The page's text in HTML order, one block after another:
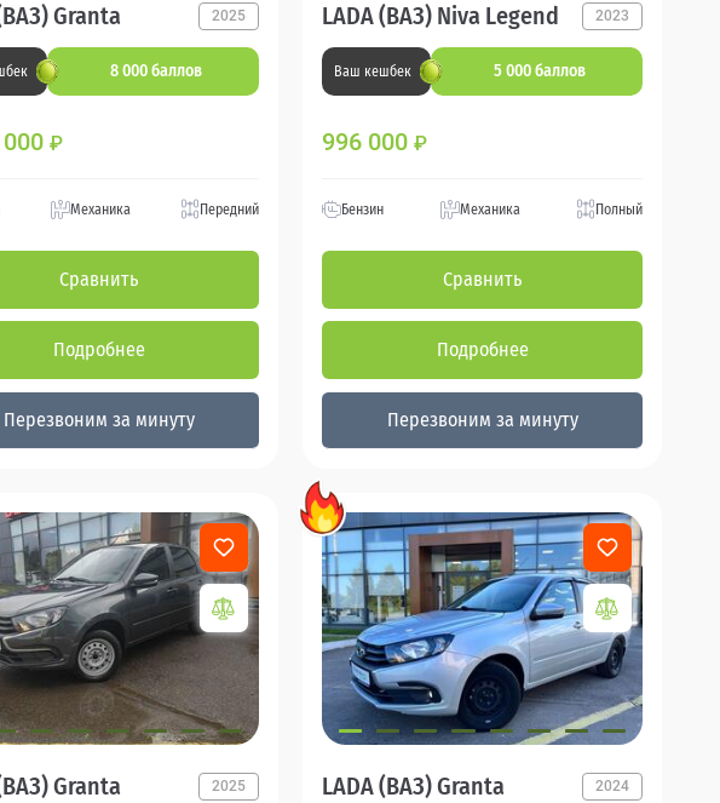
Granta 2025
8 000 баллов
₽
Механика Передний
Сравнить
Подробнее
Перезвоним за минуту
LADA (ВАЗ) Niva Legend 2023
Ваш кешбек 5 000 баллов
996 000 ₽
Бензин Механика Полный
Сравнить
Подробнее
Перезвоним за минуту
Granta 2025 LADA (ВАЗ) Granta 2024